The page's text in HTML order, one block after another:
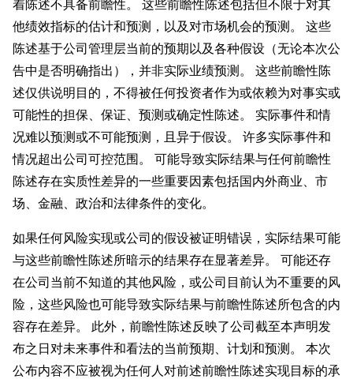
着陈述不具备前瞻性。 这些前瞻性陈述包括但不限于对其
他绩效指标的估计和预测，以及对市场机会的预测。 这些
陈述基于公司管理层当前的预期以及各种假设（无论本次公
告中是否明确指出），并非实际业绩预测。 这些前瞻性陈
述仅供说明目的，不得被任何投资者作为或依赖为对事实或
可能性的担保、保证、预测或确定性陈述。 实际事件和情
况难以预测或不可能预测，且异于假设。 许多实际事件和
情况超出公司可控范围。 可能导致实际结果与任何前瞻性
陈述存在实质性差异的一些重要因素包括国内外商业、市
场、金融、政治和法律条件的变化。
如果任何风险实现或公司的假设被证明错误，实际结果可能
与这些前瞻性陈述所暗示的结果存在显著差异。 可能还存
在公司当前不知道的其他风险，或公司目前认为不重要的风
险，这些风险也可能导致实际结果与前瞻性陈述所包含的内
容存在差异。 此外，前瞻性陈述反映了公司截至本声明发
布之日对未来事件和看法的当前预期、计划和预测。 本次
公布内容不应被视为任何人对前述前瞻性陈述实现目标的承